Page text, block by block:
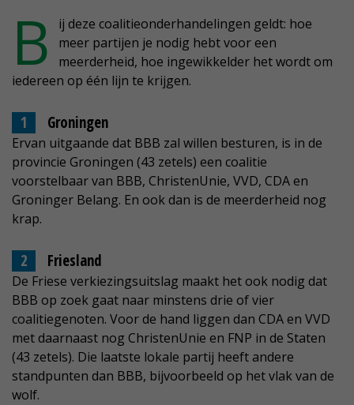
B
ij deze coalitieonderhandelingen geldt: hoe
meer partijen je nodig hebt voor een
meerderheid, hoe ingewikkelder het wordt om
iedereen op één lijn te krijgen.
Groningen
Ervan uitgaande dat BBB zal willen besturen, is in de
provincie Groningen (43 zetels) een coalitie
voorstelbaar van BBB, ChristenUnie, VVD, CDA en
Groninger Belang. En ook dan is de meerderheid nog
krap.
Friesland
De Friese verkiezingsuitslag maakt het ook nodig dat
BBB op zoek gaat naar minstens drie of vier
coalitiegenoten. Voor de hand liggen dan CDA en VVD
met daarnaast nog ChristenUnie en FNP in de Staten
(43 zetels). Die laatste lokale partij heeft andere
standpunten dan BBB, bijvoorbeeld op het vlak van de
wolf.